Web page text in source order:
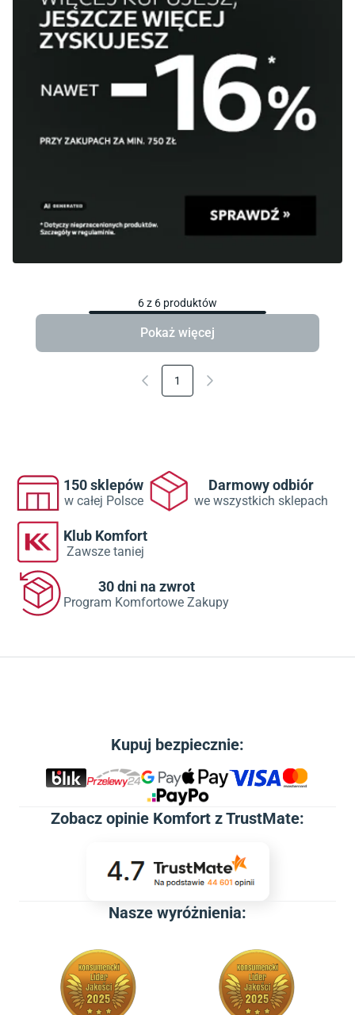
6z 6 produktów
Pokaż więcej
1
150 sklepów
w całej Polsce
Darmowy odbiór
we wszystkich sklepach
Klub Komfort
Zawsze taniej
30 dni na zwrot
Program Komfortowe Zakupy
Kupuj bezpiecznie:
Zobacz opinie Komfort z TrustMate:
Nasze wyróżnienia: